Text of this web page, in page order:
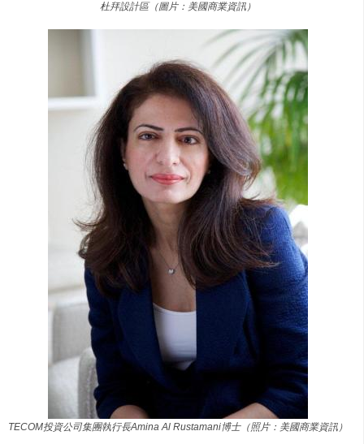
杜拜設計區（圖片：美國商業資訊）
TECOM投資公司集團執行長Amina Al Rustamani博士（照片：美國商業資訊）